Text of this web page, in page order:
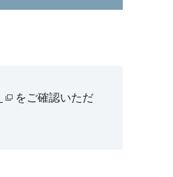
をご確認いただ